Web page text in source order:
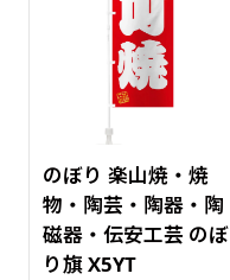
のぼり 楽山焼・焼
物・陶芸・陶器・陶
磁器・伝安工芸 のぼ
り旗 X5YT